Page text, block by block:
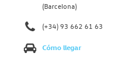
(Barcelona)
(+34) 93 662 61 63
Cómo llegar